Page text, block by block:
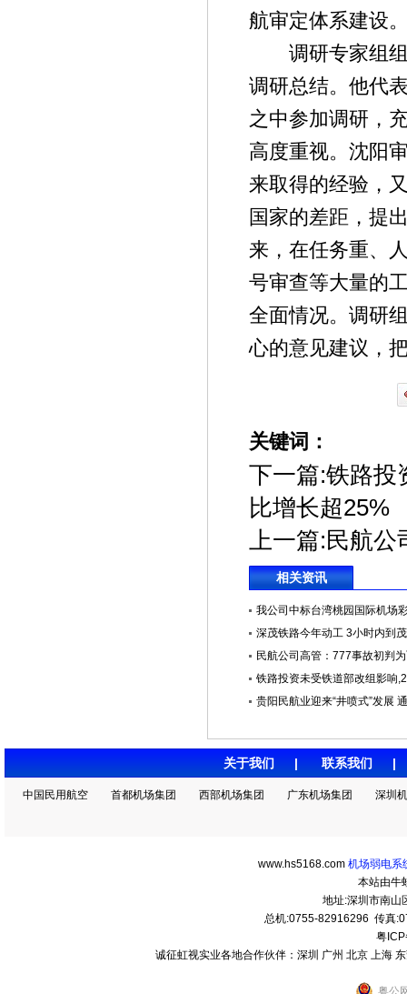
航审定体系建设
调研专家组组
调研总结。他代
之中参加调研，
高度重视。沈阳
来取得的经验，
国家的差距，提
来，在任务重、
号审查等大量的
全面情况。调研
心的意见建议，
关键词：
下一篇:铁路投
比增长超25%
上一篇: 民航公
相关资讯
我公司中标台湾桃园国际机场
深茂铁路今年动工 3小时内到
民航公司高管：777事故初判
铁路投资未受铁道部改组影响
贵阳民航业迎来“井喷式”发展
关于我们 | 联系我们
中国民用航空 首都机场集团 西部机场集团 广东机场集团 深圳
www.hs5168.com 机场弱电系
本站由牛
地址:深圳市南山
总机:0755-82916296 传真
粤
诚征虹视实业各地合作伙伴：深圳 广州 北京 上海
粤公